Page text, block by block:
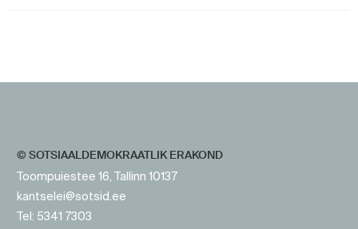
© SOTSIAALDEMOKRAATLIK ERAKOND
Toompuiestee 16, Tallinn 10137
kantselei@sotsid.ee
Tel: 5341 7303